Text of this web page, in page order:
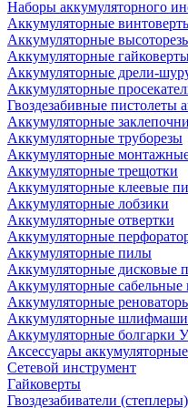
Наборы аккумуляторного
Аккумуляторные
Аккумуляторные
Аккумуляторные
Аккумуляторные дрели-
Аккумуляторные
Гвоздезабивные пистолеты
Аккумуляторные
Аккумуляторные труборезы
Аккумуляторные
Аккумуляторные трещотки
Аккумуляторные клеевые
Аккумуляторные лобзики
Аккумуляторные отвертки
Аккумуляторные
Аккумуляторные пилы
Аккумуляторные дисковые
Аккумуляторные
Аккумуляторные
Аккумуляторные
Аккумуляторные
Аксессуары аккумуляторные
Сетевой инструмент
Гайковерты
Гвоздезабиватели (степлеры)